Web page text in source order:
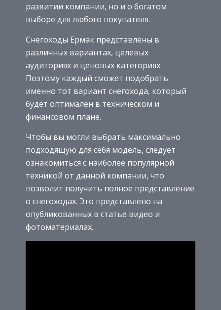
развитии компании, но и о богатом
выборе для любого покупателя.
Снегоходы Ермак представлены в
различных вариантах, целевых
аудиториях и ценовых категориях.
Поэтому каждый сможет подобрать
именно тот вариант снегохода, который
будет оптимален в техническом и
финансовом плане.
Чтобы вы могли выбрать максимально
подходящую для себя модель, следует
ознакомиться с наиболее популярной
техникой от данной компании, что
позволит получить полное представление
о снегоходах. Это представлено на
опубликованных в статье видео и
фотоматериалах.